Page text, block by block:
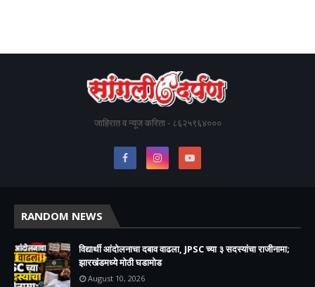
जाहिरात व न्यूज करिता - ८६२५९६४०००
RANDOM NEWS
विद्यार्थी आंदोलनाचा दबाव वाढला, JPSC च्या ३ सदस्यांचा राजीनामा;
झारखंडमध्ये मोठी घडामोड
August 10, 2026